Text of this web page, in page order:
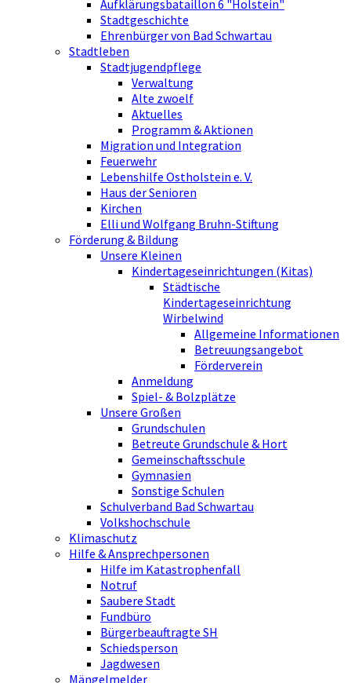
Aufklärungsbataillon 6 "Holstein"
Stadtgeschichte
Ehrenbürger von Bad Schwartau
Stadtleben
Stadtjugendpflege
Verwaltung
Alte zwoelf
Aktuelles
Programm & Aktionen
Migration und Integration
Feuerwehr
Lebenshilfe Ostholstein e. V.
Haus der Senioren
Kirchen
Elli und Wolfgang Bruhn-Stiftung
Förderung & Bildung
Unsere Kleinen
Kindertageseinrichtungen (Kitas)
Städtische
Kindertageseinrichtung
Wirbelwind
Allgemeine Informationen
Betreuungsangebot
Förderverein
Anmeldung
Spiel- & Bolzplätze
Unsere Großen
Grundschulen
Betreute Grundschule & Hort
Gemeinschaftsschule
Gymnasien
Sonstige Schulen
Schulverband Bad Schwartau
Volkshochschule
Klimaschutz
Hilfe & Ansprechpersonen
Hilfe im Katastrophenfall
Notruf
Saubere Stadt
Fundbüro
Bürgerbeauftragte SH
Schiedsperson
Jagdwesen
Mängelmelder